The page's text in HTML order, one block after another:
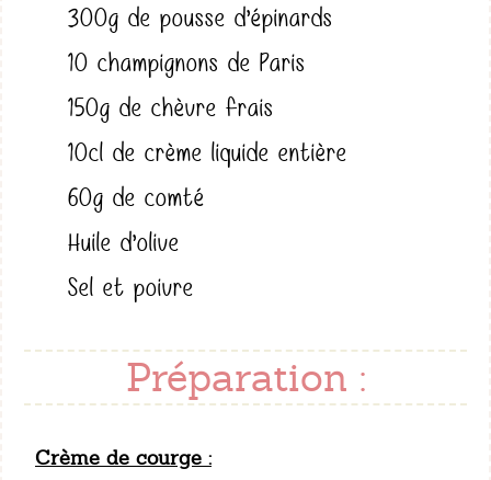
300g de pousse d’épinards
10 champignons de Paris
150g de chèvre frais
10cl de crème liquide entière
60g de comté
Huile d’olive
Sel et poivre
Préparation :
Crème de courge